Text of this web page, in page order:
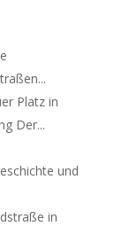
Platz in
Der...
und
in